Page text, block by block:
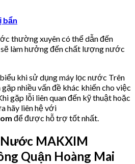
bẩn
thường xuyên có thể dẫn đến
làm hưởng đến chất lượng nước
khi sử dụng máy lọc nước Trên
nhiều vấn đề khác khiến cho việc
gặp lỗi liên quan đến kỹ thuật hoặc
hãy liên hệ với
để được hỗ trợ tốt nhất.
MAKXIM
Quận Hoàng Mai